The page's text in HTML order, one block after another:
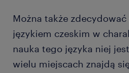
Można także zdecydować
językiem czeskim w
nauka tego języka niej
wielu miejscach znajdą